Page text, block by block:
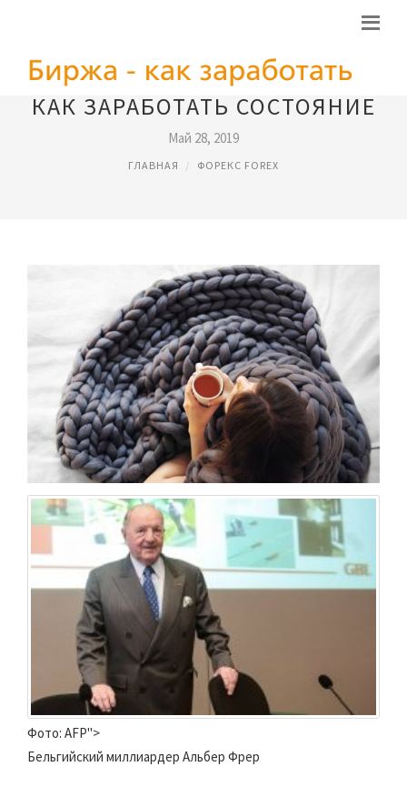
КАК ЗАРАБОТАТЬ СОСТОЯНИЕ
Май 28, 2019
ГЛАВНАЯ ФОРЕКС FOREX
Фото: AFP">
Бельгийский миллиардер Альбер Фрер